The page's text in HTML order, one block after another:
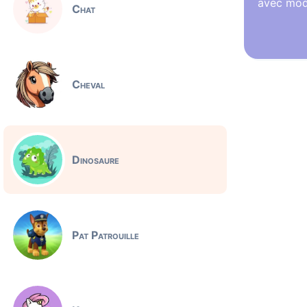
Chat
Cheval
Dinosaure
Pat Patrouille
avec